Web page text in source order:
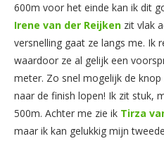
600m voor het einde kan ik dit
Irene van der Reijken zit vlak
versnelling gaat ze langs me. Ik
waardoor ze al gelijk een
meter. Zo snel mogelijk de
naar de finish lopen! Ik zit stuk,
500m. Achter me zie ik Tirza
maar ik kan gelukkig mijn